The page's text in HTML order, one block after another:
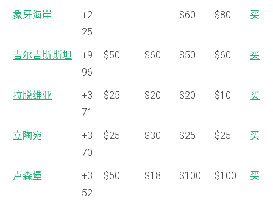
象牙海岸
+2
25
- - $60 $80 买
吉尔吉斯斯坦
+9
96
$50 $60 $50 $60 买
拉脱维亚
+3
71
$25 $20 $20 $10 买
立陶宛
+3
70
$25 $30 $25 $25 买
卢森堡
+3
52
$50 $18 $100 $100 买